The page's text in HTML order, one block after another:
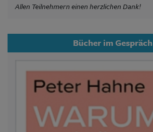
Allen Teilnehmern einen herzlichen Dank!
Bücher im Gespräch